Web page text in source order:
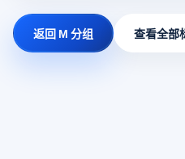
返回 M 分组 查看全部